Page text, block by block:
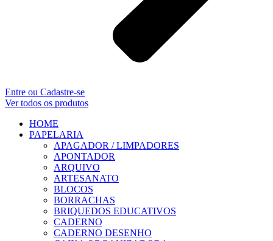
Entre ou Cadastre-se
Ver todos os produtos
HOME
PAPELARIA
APAGADOR / LIMPADORES
APONTADOR
ARQUIVO
ARTESANATO
BLOCOS
BORRACHAS
BRIQUEDOS EDUCATIVOS
CADERNO
CADERNO DESENHO